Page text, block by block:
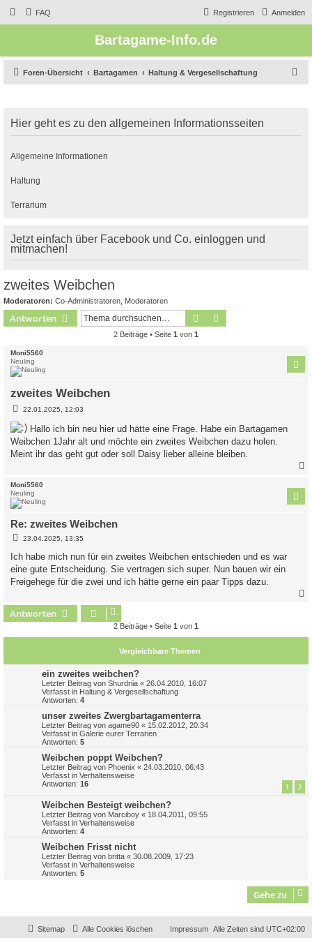
FAQ Anmelden
Registrieren
Bartagame-Info.de
Foren-Übersicht Bartagamen Haltung & Vergesellschaftung
e
Hier geht es zu den allgemeinen Informationsseiten
Allgemeine Informationen
Haltung
Terrarium
Jetzt einfach über Facebook und Co. einloggen und
mitmachen!
zweites Weibchen
Moderatoren: Co-Administratoren Moderatoren
Antworten Suche
2 Beiträge • Seite 1 von 1
Moni5560
Neuling
zweites Weibchen
B
i
t
r
a
g
22.01.2025, 12:03
Hallo ich bin neu hier ud hätte eine Frage. Habe ein Bartagamen
Weibchen 1Jahr alt und möchte ein zweites Weibchen dazu holen.
Meint ihr das geht gut oder soll Daisy lieber alleine bleiben.
Moni5560
Neuling
Re: zweites Weibchen
B
t
r
a
g
23.04.2025, 13:35
Ich habe mich nun für ein zweites Weibchen entschieden und es war
eine gute Entscheidung. Sie vertragen sich super. Nun bauen wir ein
Freigehege für die zwei und ich hätte gerne ein paar Tipps dazu.
Antworten
2 Beiträge • Seite 1 von 1
Vergleichbare Themen
ein zweites weibchen?
Letzter Beitrag von Shurdriia « 26.04.2010, 16:07
Verfasst in Haltung & Vergesellschaftung
Antworten: 4
unser zweites Zwergbartagamenterra
Letzter Beitrag von agame90 « 15.02.2012, 20:34
Verfasst in Galerie eurer Terrarien
Antworten: 5
Weibchen poppt Weibchen?
Letzter Beitrag von Phoenix « 24.03.2010, 06:43
Verfasst in Verhaltensweise
Antworten: 16 1 2
Weibchen Besteigt weibchen?
Letzter Beitrag von Marciboy « 18.04.2011, 09:55
Verfasst in Verhaltensweise
Antworten: 4
Weibchen Frisst nicht
Letzter Beitrag von britta « 30.08.2009, 17:23
Verfasst in Verhaltensweise
Antworten: 5
Gehe zu
Alle Zeiten sind UTC+02:00
Impressum
Alle Cookies löschen
Sitemap